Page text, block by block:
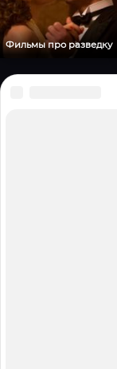
Фильмы про разведку